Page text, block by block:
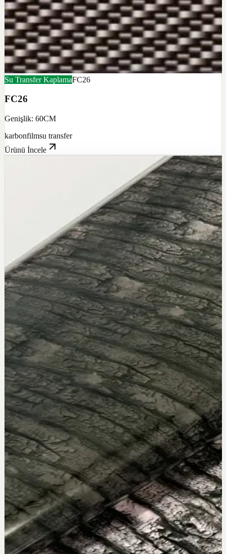
Su Transfer KaplamaFC26
FC26
Genişlik: 60CM
karbonfilmsu transfer
Ürünü İncele